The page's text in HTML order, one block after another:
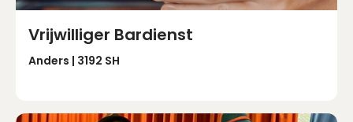
Vrijwilliger Bardienst
Anders | 3192 SH